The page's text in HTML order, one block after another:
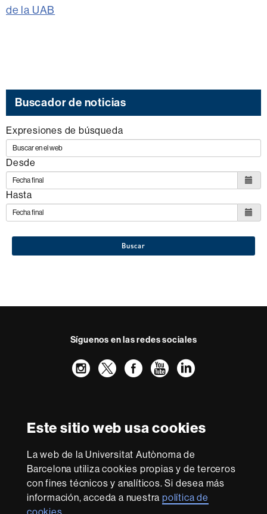
Este sitio web usa cookies
La web de la Universitat Autònoma de
Barcelona utiliza cookies propias y de terceros
con fines técnicos y analíticos. Si desea más
información, acceda a nuestrapolítica de
de la UAB
Buscador de noticias
Expresiones de búsqueda
Desde
Hasta
Buscar
Síguenos en las redes sociales
Instagram
TwitterFacebook
Youtube
LinkedIn
Excellence
Research
-
Euraxess
Con la financiación de